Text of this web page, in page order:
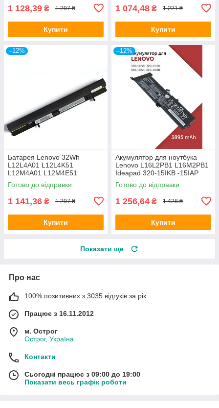
1 128,39 ₴ 1 297 ₴
Купити
1 074,48 ₴ 1 221 ₴
Купити
–12%
Батарея Lenovo 32Wh
L12L4A01 L12L4K51
L12M4A01 L12M4E51
L12M4K51 L12S4F01
L12S4K51 IdeaPad Flex 14 15
Готово до відправки
1 141,36 ₴ 1 297 ₴
Купити
–12%
Акумулятор для ноутбука
Lenovo L16L2PB1 L16M2PB1
Ideapad 320-15IKB -15IAP
-15AST -15ABR -14ABR 520-
15IKBR
Готово до відправки
1 256,64 ₴ 1 428 ₴
Купити
Показати ще
Про нас
100% позитивних з 3035 відгуків за рік
Працює з 16.11.2012
м. Острог
Острог, Україна
Контакти
Сьогодні працює з 09:00 до 19:00
Показати весь графік роботи